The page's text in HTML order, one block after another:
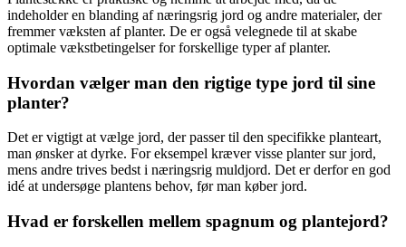
indeholder en blanding af næringsrig jord og andre materialer, der
fremmer væksten af planter. De er også velegnede til at skabe
optimale vækstbetingelser for forskellige typer af planter.
Hvordan vælger man den rigtige type jord til sine
planter?
Det er vigtigt at vælge jord, der passer til den specifikke planteart,
man ønsker at dyrke. For eksempel kræver visse planter sur jord,
mens andre trives bedst i næringsrig muldjord. Det er derfor en god
idé at undersøge plantens behov, før man køber jord.
Hvad er forskellen mellem spagnum og plantejord?